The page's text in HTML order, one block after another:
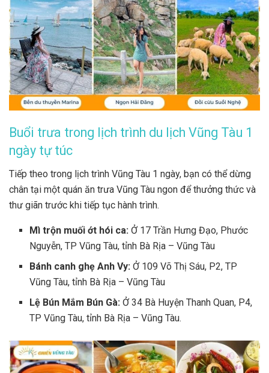
Buổi trưa trong lịch trình du lịch Vũng Tàu 1
ngày tự túc
Tiếp theo trong lịch trình Vũng Tàu 1 ngày, bạn có thể dừng
chân tại một quán ăn trưa Vũng Tàu ngon để thưởng thức và
thư giãn trước khi tiếp tục hành trình.
Mì trộn muối ớt hói ca:Ở 17 Trần Hưng Đạo, Phước
Nguyễn, TP Vũng Tàu, tỉnh Bà Rịa – Vũng Tàu
Bánh canh ghẹ Anh Vy:Ở 109 Võ Thị Sáu, P2, TP
Vũng Tàu, tỉnh Bà Rịa – Vũng Tàu
Lệ Bún Mắm Bún Gà: Ở 34 Bà Huyện Thanh Quan, P4,
TP Vũng Tàu, tỉnh Bà Rịa – Vũng Tàu.